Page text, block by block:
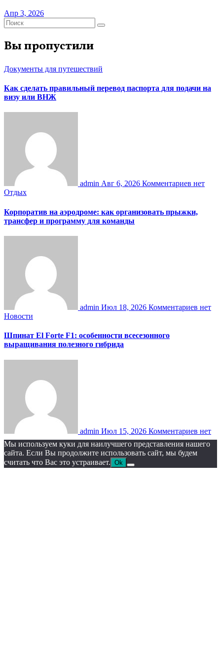
Апр 3, 2026
Вы пропустили
Документы для путешествий
Как сделать правильный перевод паспорта для подачи на
визу или ВНЖ
admin Авг 6, 2026 Комментариев нет
Отдых
Корпоратив на аэродроме: как организовать прыжки,
трансфер и программу для команды
admin Июл 18, 2026 Комментариев нет
Новости
Шпинат El Forte F1: особенности всесезонного
выращивания полезного гибрида
admin Июл 15, 2026 Комментариев нет
Мы используем куки для наилучшего представления нашего
сайта. Если Вы продолжите использовать сайт, мы будем
считать что Вас это устраивает. Ok